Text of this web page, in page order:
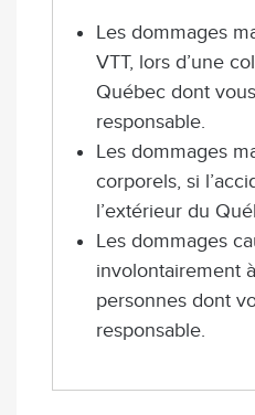
Les dommages
VTT, lors d’une
Québec dont
responsable.
Les dommages
corporels, si
l’extérieur du
Les dommages
involontairement
personnes dont
responsable.